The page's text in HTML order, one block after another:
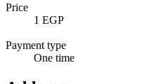
Price
1 EGP
Payment type
One time